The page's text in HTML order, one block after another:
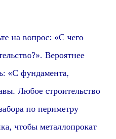
на вопрос: «С чего
Вероятнее
«С фундамента,
Любое строительство
по периметру
чтобы металлопрокат